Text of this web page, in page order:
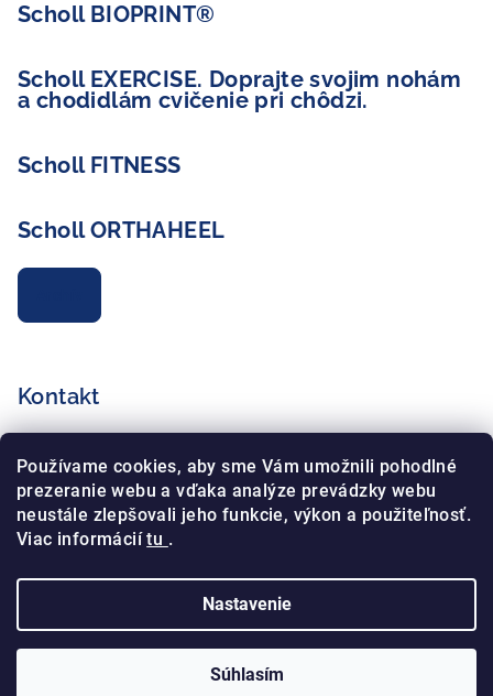
Používame cookies, aby sme Vám umožnili pohodlné
prezeranie webu a vďaka analýze prevádzky webu
neustále zlepšovali jeho funkcie, výkon a použiteľnosť.
Viac informáciítu .
Nastavenie
Súhlasím
Scholl BIOPRINT®
Scholl EXERCISE. Doprajte svojim nohám
a chodidlám cvičenie pri chôdzi.
Scholl FITNESS
Scholl ORTHAHEEL
Kontakt
+420 725 172 135
+420 734 765 321